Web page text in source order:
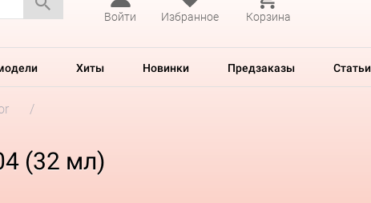
Войти
Избранное Корзина
Хиты Новинки Предзаказы Статьи
(32 мл)